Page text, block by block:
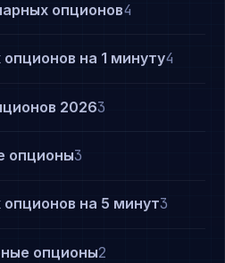
опционов4
на 1 минуту4
20263
опционы3
на 5 минут3
опционы2